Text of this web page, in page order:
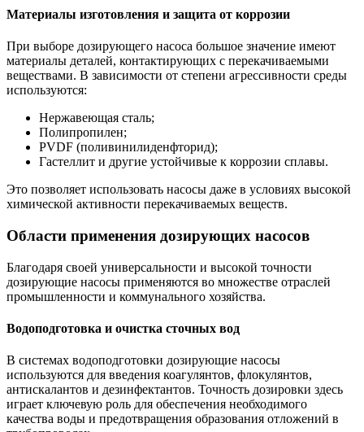
Материалы изготовления и защита от коррозии
При выборе дозирующего насоса большое значение имеют
материалы деталей, контактирующих с перекачиваемыми
веществами. В зависимости от степени агрессивности среды
используются:
Нержавеющая сталь;
Полипропилен;
PVDF (поливинилиденфторид);
Гастеллит и другие устойчивые к коррозии сплавы.
Это позволяет использовать насосы даже в условиях высокой
химической активности перекачиваемых веществ.
Области применения дозирующих насосов
Благодаря своей универсальности и высокой точности
дозирующие насосы применяются во множестве отраслей
промышленности и коммунального хозяйства.
Водоподготовка и очистка сточных вод
В системах водоподготовки дозирующие насосы
используются для введения коагулянтов, флокулянтов,
антискалантов и дезинфектантов. Точность дозировки здесь
играет ключевую роль для обеспечения необходимого
качества воды и предотвращения образования отложений в